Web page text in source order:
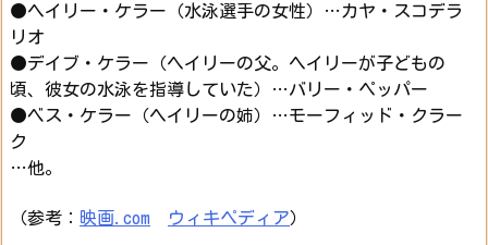
●ヘイリー・ケラー（水泳選手の女性）…カヤ・スコデラ
リオ
●デイブ・ケラー（ヘイリーの父。ヘイリーが子どもの
頃、彼女の水泳を指導していた）…バリー・ペッパー
●ベス・ケラー（ヘイリーの姉）…モーフィッド・クラー
ク
…他。
（参考： 映画.com ウィキペディア）